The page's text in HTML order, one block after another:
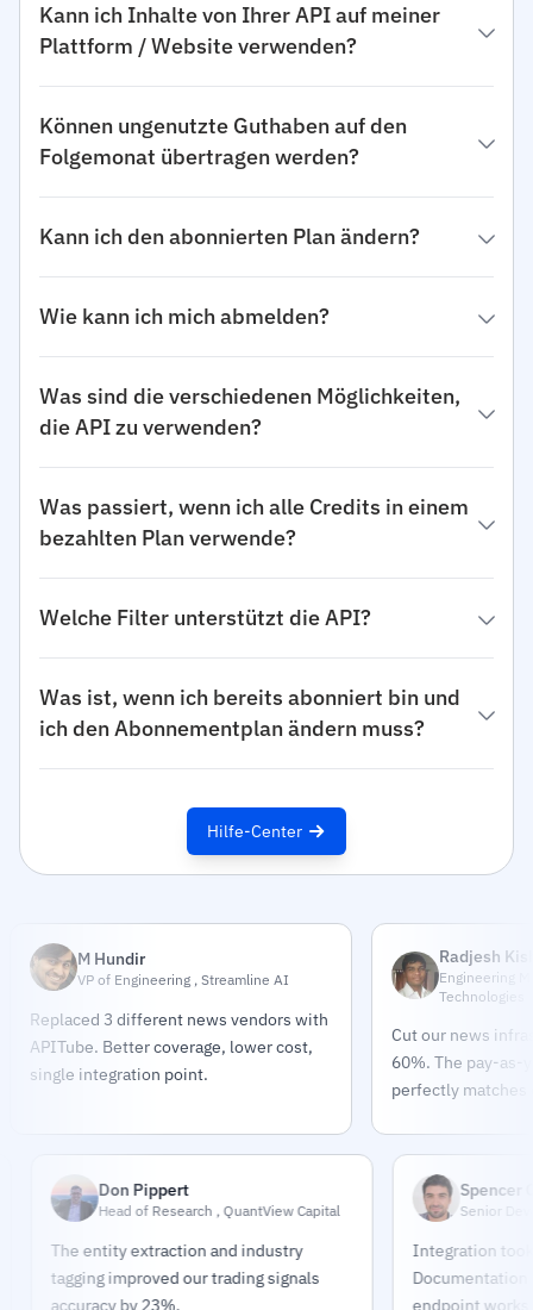
Kann ich Inhalte von Ihrer API auf meiner
Plattform / Website verwenden?
Können ungenutzte Guthaben auf den
Folgemonat übertragen werden?
Kann ich den abonnierten Plan ändern?
Wie kann ich mich abmelden?
Was sind die verschiedenen Möglichkeiten,
die API zu verwenden?
Was passiert, wenn ich alle Credits in einem
bezahlten Plan verwende?
Welche Filter unterstützt die API?
Was ist, wenn ich bereits abonniert bin und
ich den Abonnementplan ändern muss?
Hilfe-Center
M Hundir
VP of Engineering , Streamline AI
Replaced 3 different news vendors with
APITube. Better coverage, lower cost,
single integration point.
Radjesh
Engineering
Technologies
Cut our news
60%. The pay-as-
perfectly matches
Don Pippert
Head of Research , QuantView Capital
The entity extraction and industry
tagging improved our trading signals
accuracy by 23%.
Spencer
Senior Developer
Integration took 4
Documentation is
endpoint works